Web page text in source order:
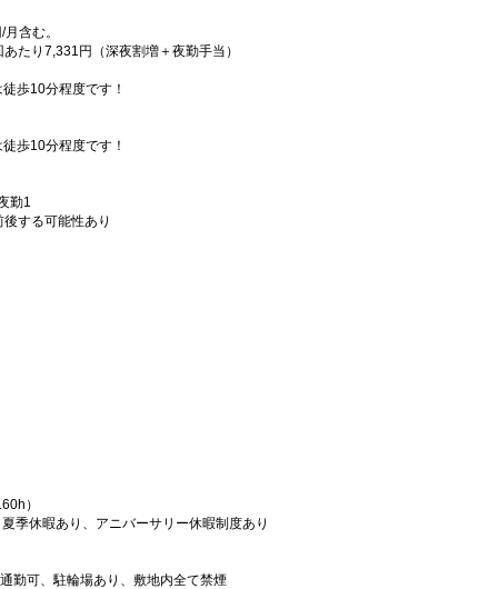
含む。
たり7,331円（深夜割増＋夜勤手当）
歩10分程度です！
歩10分程度です！
勤1
する可能性あり
）
季休暇あり、アニバーサリー休暇制度あり
勤可、駐輪場あり、敷地内全て禁煙